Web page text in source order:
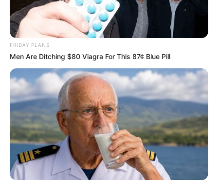
Participe do nosso grupo do
WhatsApp!
Fique informado em tempo real sobre as principais
notícias de Paraguaçu Paulista e região
Clique aqui para entrar no grupo
FRIDAY PLANS
Men Are Ditching $80 Viagra For This 87¢ Blue Pill